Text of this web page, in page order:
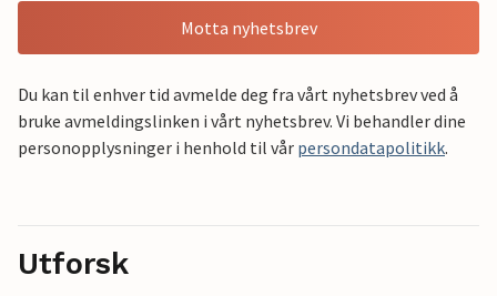
Motta nyhetsbrev
Du kan til enhver tid avmelde deg fra vårt nyhetsbrev ved å
bruke avmeldingslinken i vårt nyhetsbrev. Vi behandler dine
personopplysninger i henhold til vår persondatapolitikk.
Utforsk